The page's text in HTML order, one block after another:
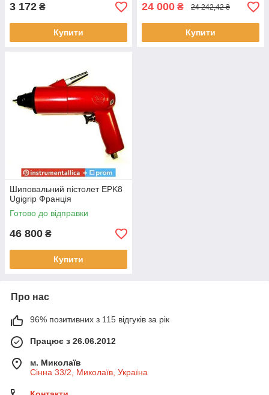
3 172 ₴
Купити
24 000 ₴ 24 242,42 ₴
Купити
Шиповальний пістолет EPK8
Ugigrip Франція
Готово до відправки
46 800 ₴
Купити
Про нас
96% позитивних з 115 відгуків за рік
Працює з 26.06.2012
м. Миколаїв
Сінна 33/2, Миколаїв, Україна